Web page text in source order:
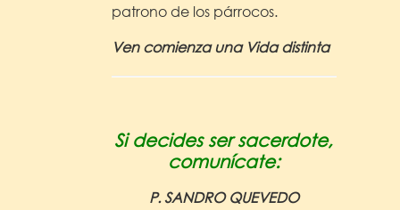
patrono de los párrocos.
Ven comienza una Vida distinta
Si decides ser sacerdote,
comunícate:
P. SANDRO QUEVEDO